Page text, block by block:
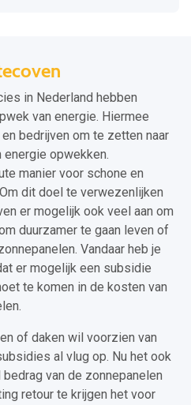
in Nederland hebben
van energie. Hiermee
bedrijven om te zetten naar
energie opwekken.
manier voor schone en
dit doel te verwezenlijken
er mogelijk ook veel aan om
duurzamer te gaan leven of
Vandaar heb je
er mogelijk een subsidie
te komen in de kosten van
of daken wil voorzien van
al vlug op. Nu het ook
van de zonnepanelen
retour te krijgen het voor